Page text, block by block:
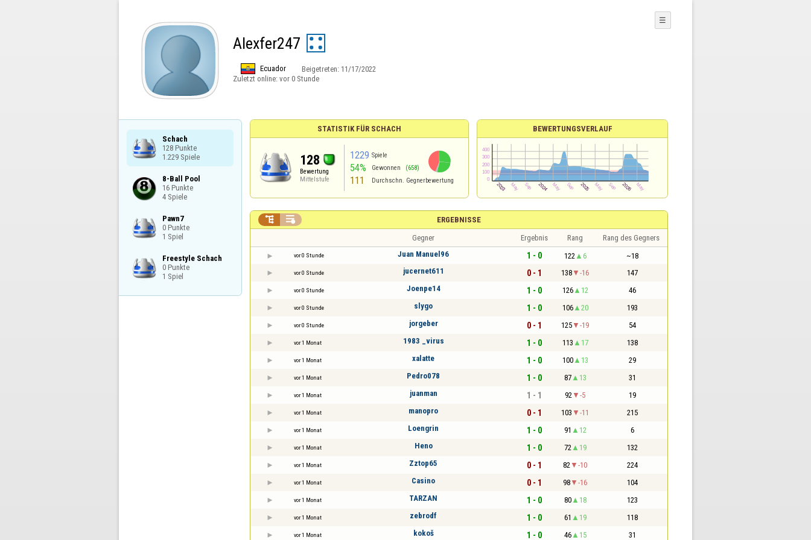
Alexfer247
Ecuador Beigetreten: 11/17/2022
Zuletzt online: vor 0 Stunde
☰
Schach
128 Punkte
1.229 Spiele
8-Ball Pool
16 Punkte
4 Spiele
Pawn7
0 Punkte
1 Spiel
Freestyle Schach
0 Punkte
1 Spiel
STATISTIK FÜR SCHACH
128
Bewertung
Mittelstufe
1229 Spiele
54% Gewonnen (658)
111 Durchschn. Gegnerbewertung
BEWERTUNGSVERLAUF
ERGEBNISSE
 
Gegner Ergebnis Rang Rang des Gegners
vor 0 Stunde Juan Manuel96 1 - 0 122 6 ~18
vor 0 Stunde jucernet611 0 - 1 138 -16 147
vor 0 Stunde Joenpe14 1 - 0 126 12 46
vor 0 Stunde slygo 1 - 0 106 20 193
vor 0 Stunde jorgeber 0 - 1 125 -19 54
vor 1 Monat 1983 _virus 1 - 0 113 17 138
vor 1 Monat xalatte 1 - 0 100 13 29
vor 1 Monat Pedro078 1 - 0 87 13 31
vor 1 Monat juanman 1 - 1 92 -5 19
vor 1 Monat manopro 0 - 1 103 -11 215
vor 1 Monat Loengrin 1 - 0 91 12 6
vor 1 Monat Heno 1 - 0 72 19 132
vor 1 Monat Zztop65 0 - 1 82 -10 224
vor 1 Monat Casino 0 - 1 98 -16 104
vor 1 Monat TARZAN 1 - 0 80 18 123
vor 1 Monat zebrodf 1 - 0 61 19 118
vor 1 Monat kokoš 1 - 0 46 15 31